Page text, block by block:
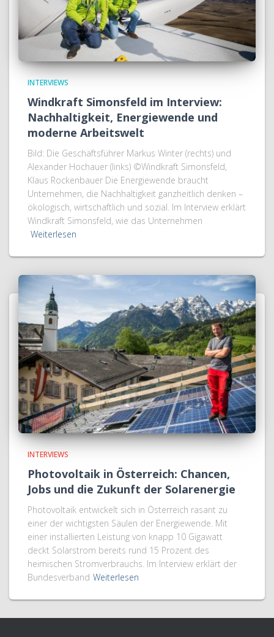
INTERVIEWS
Windkraft Simonsfeld im Interview:
Nachhaltigkeit, Energiewende und
moderne Arbeitswelt
Bild: Die Geschäftsführer Markus Winter (rechts) und
Alexander Hochauer (links) ©Windkraft Simonsfeld,
Klaus Rockenbauer Die Energiewende braucht
Unternehmen, die Nachhaltigkeit ganzheitlich denken –
ökologisch, wirtschaftlich und sozial. Im Interview erklärt
Windkraft Simonsfeld, wie das Unternehmen
Weiterlesen
INTERVIEWS
Photovoltaik in Österreich: Chancen,
Jobs und die Zukunft der Solarenergie
Photovoltaik entwickelt sich in Österreich rasant zu
einer der wichtigsten Säulen der Energiewende. Mit
einer installierten Leistung von knapp 10 Gigawatt
deckt Solarstrom bereits rund 15 Prozent des
heimischen Stromverbrauchs. Im Interview erklärt der
Bundesverband Weiterlesen